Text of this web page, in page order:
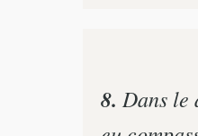
8. Dans le